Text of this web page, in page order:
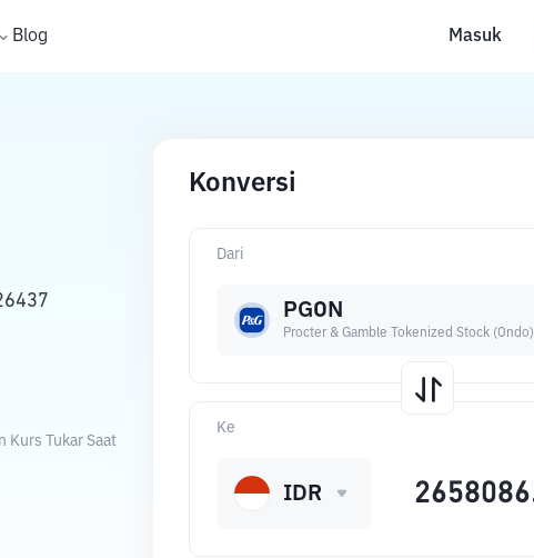
Blog Masuk
Kurs Tukar Saat
Konversi
Dari
PGON
Procter & Gamble Tokenized Stock (Ondo)
Ke
IDR